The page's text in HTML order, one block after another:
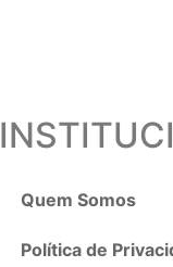
Quem Somos
Política de